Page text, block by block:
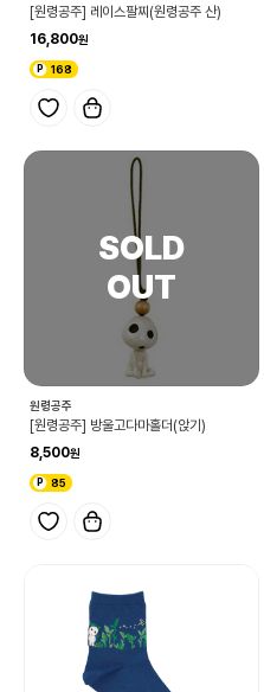
[원령공주] 레이스팔찌(원령공주 산)
16,800
168
원령공주
[원령공주] 방울고다마홀더(앉기)
8,500
85